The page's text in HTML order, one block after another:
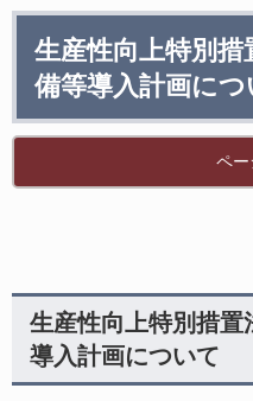
す
し
生産性向上特別
備等導入計画につ
ペー
生産性向上特別措置
導入計画について